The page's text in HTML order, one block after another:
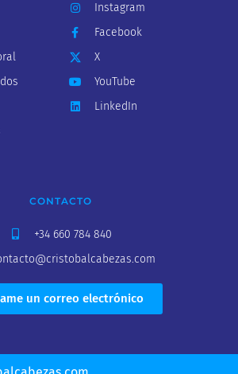
Instagram
Facebook
X
YouTube
LinkedIn
CONTACTO
+34 660 784 840
un correo electrónico